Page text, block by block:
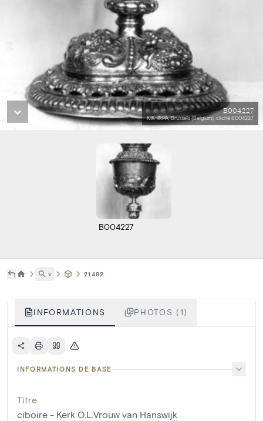
B004227
KIK-IRPA, Brussels (Belgium), cliché B004227
B004227
˅ 21482
INFORMATIONS PHOTOS (1)
INFORMATIONS DE BASE
Titre
ciboire - Kerk O.L.Vrouw van Hanswijk